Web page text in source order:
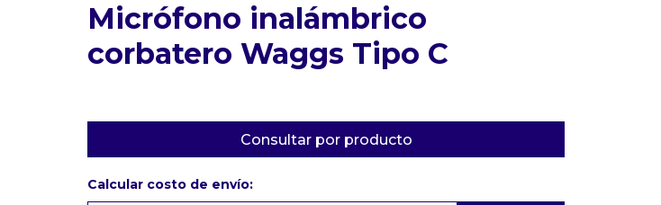
Micrófono inalámbrico
corbatero Waggs Tipo C
Consultar por producto
Calcular costo de envío: